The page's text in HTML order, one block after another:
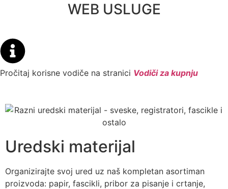
WEB USLUGE
Pročitaj korisne vodiče na stranici Vodiči za kupnju
Uredski materijal
Organizirajte svoj ured uz naš kompletan asortiman
proizvoda: papir, fascikli, pribor za pisanje i crtanje,